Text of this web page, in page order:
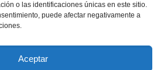
o las identificaciones únicas en este sitio.
puede afectar negativamente a
Aceptar